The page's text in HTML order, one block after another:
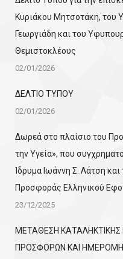
Κυριάκου Μητσοτάκη, του
Γεωργιάδη και του
Θεμιστοκλέους
02/01/2026
ΔΕΛΤΙΟ ΤΥΠΟΥ
02/01/2026
Δωρεά στο πλαίσιο του
την Υγεία», που
Ίδρυμα Ιωάννη Σ. Λάτση και
Προσφοράς Ελληνικού
23/12/2025
ΜΕΤΑΘΕΣΗ
ΠΡΟΣΦΟΡΩΝ ΚΑΙ